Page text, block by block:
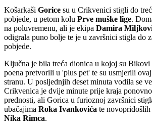
Košarkaši Gorice su u Crikvenici stigli do
pobjede, u petom kolu Prve muške lige.
na poluvremenu, ali je ekipa Damira
odigrala puno bolje te je u završnici stigla do
pobjede.
Ključna je bila treća dionica u kojoj su Bikovi
poena pretvorili u 'plus pet' te su usmjerili
stranu. U posljednjih deset minuta vodila se
Crikvenica je dvije minute prije kraja
prednosti, ali Gorica u furioznoj završnici
ubačajima Roka Ivankovića te novopridošlih
Nika Rimca.